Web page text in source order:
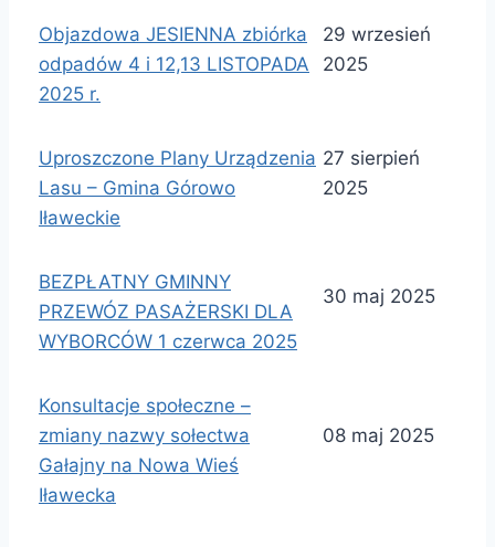
Objazdowa JESIENNA zbiórka
odpadów 4 i 12,13 LISTOPADA
2025 r.
29 wrzesień
2025
Uproszczone Plany Urządzenia
Lasu – Gmina Górowo
Iławeckie
27 sierpień
2025
BEZPŁATNY GMINNY
PRZEWÓZ PASAŻERSKI DLA
WYBORCÓW 1 czerwca 2025
30 maj 2025
Konsultacje społeczne –
zmiany nazwy sołectwa
Gałajny na Nowa Wieś
Iławecka
08 maj 2025